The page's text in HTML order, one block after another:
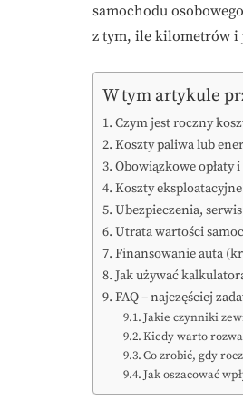
samochodu
z tym, ile kilometrów i
W tym artykule
Czym jest roczny
Koszty paliwa lub
Obowiązkowe opłaty
Koszty
Ubezpieczenia,
Utrata wartości
Finansowanie auta
Jak używać
FAQ – najczęściej
Jakie czynniki
Kiedy warto
Co zrobić, gdy
Jak oszacować